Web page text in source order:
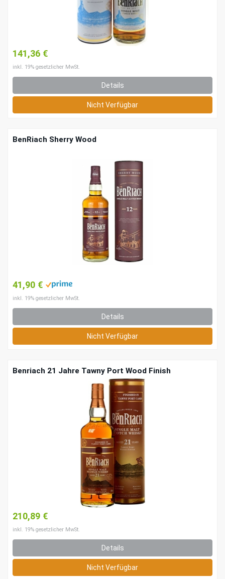
141,36 €
inkl. 19% gesetzlicher MwSt.
Details
Nicht Verfügbar
BenRiach Sherry Wood
41,90 €
inkl. 19% gesetzlicher MwSt.
Details
Nicht Verfügbar
Benriach 21 Jahre Tawny Port Wood Finish
210,89 €
inkl. 19% gesetzlicher MwSt.
Details
Nicht Verfügbar